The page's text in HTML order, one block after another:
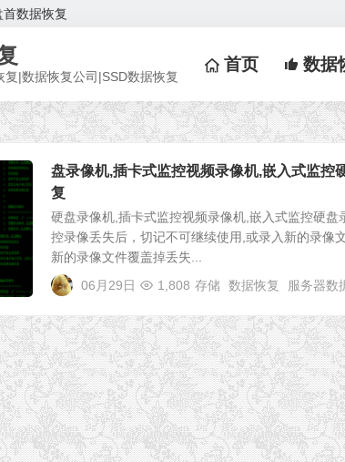
数据恢复
|数据恢复公司|SSD数据恢复
首页 数据
盘录像机,插卡式监控视频录像机,嵌入式监控
复
硬盘录像机,插卡式监控视频录像机,嵌入式监控硬
控录像丢失后，切记不可继续使用,或录入新的录像
新的录像文件覆盖掉丢失...
06月29日
1,808 存储 数据恢复 服务器数